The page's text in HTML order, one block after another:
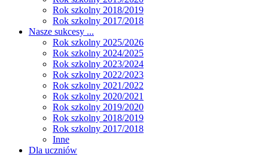
Rok szkolny 2018/2019
Rok szkolny 2017/2018
Nasze sukcesy ...
Rok szkolny 2025/2026
Rok szkolny 2024/2025
Rok szkolny 2023/2024
Rok szkolny 2022/2023
Rok szkolny 2021/2022
Rok szkolny 2020/2021
Rok szkolny 2019/2020
Rok szkolny 2018/2019
Rok szkolny 2017/2018
Inne
Dla uczniów